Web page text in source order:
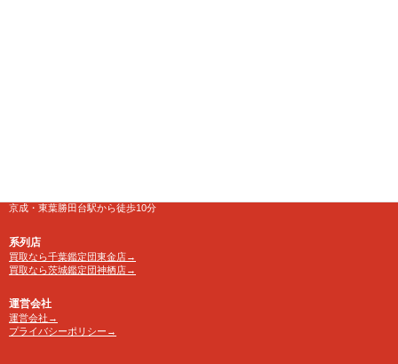
京成・東葉勝田台駅から徒歩10分
系列店
買取なら千葉鑑定団東金店→
買取なら茨城鑑定団神栖店→
運営会社
運営会社→
プライバシーポリシー→